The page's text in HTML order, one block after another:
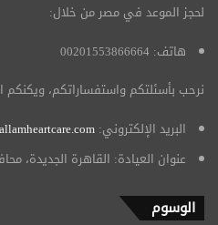
لحجز الموعد في مصر من خلال:
هاتف: 00201553866664
نرحب بأسئلتكم واستفساراتكم، ويكنكم
البريد الإلكتروني:
عنوان العيادة: القاهرة الجديدة،
الوسوم